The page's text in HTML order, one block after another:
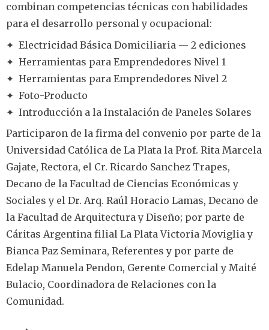
combinan competencias técnicas con habilidades
para el desarrollo personal y ocupacional:
✦ Electricidad Básica Domiciliaria — 2 ediciones
✦ Herramientas para Emprendedores Nivel 1
✦ Herramientas para Emprendedores Nivel 2
✦ Foto-Producto
✦ Introducción a la Instalación de Paneles Solares
Participaron de la firma del convenio por parte de la
Universidad Católica de La Plata la Prof. Rita Marcela
Gajate, Rectora, el Cr. Ricardo Sanchez Trapes,
Decano de la Facultad de Ciencias Económicas y
Sociales y el Dr. Arq. Raúl Horacio Lamas, Decano de
la Facultad de Arquitectura y Diseño; por parte de
Cáritas Argentina filial La Plata Victoria Moviglia y
Bianca Paz Seminara, Referentes y por parte de
Edelap Manuela Pendon, Gerente Comercial y Maité
Bulacio, Coordinadora de Relaciones con la
Comunidad.